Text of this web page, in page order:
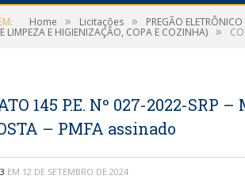
Home » Licitações » PREGÃO
LIMPEZA E HIGIENIZAÇÃO, COPA E COZINHA) »
145 P.E. Nº 027-2022-SRP –
– PMFA assinado
EM 12 DE SETEMBRO DE 2024